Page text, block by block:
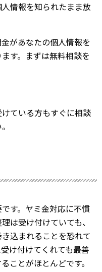
情報を知られたまま放
があなたの個人情報を
す。まずは無料相談を
ている方もすぐに相談
す。ヤミ金対応に不慣
は受け付けていても、
込まれることを恐れて
け付けてくれても最善
ことがほとんどです。